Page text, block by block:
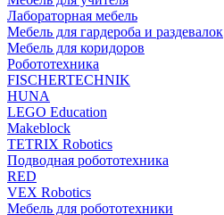
Лабораторная мебель
Мебель для гардероба и раздевалок
Мебель для коридоров
Робототехника
FISCHERTECHNIK
HUNA
LEGO Education
Makeblock
TETRIX Robotics
Подводная робототехника
RED
VEX Robotics
Мебель для робототехники